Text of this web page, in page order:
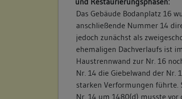
Das Gebäude Bodanplatz 16
anschließende Nummer 14
jedoch zunächst als
ehemaligen Dachverlaufs ist
Haustrennwand zur Nr. 16
Nr. 14 die Giebelwand der Nr.
starken Verformungen
Nr. 14 um 1480(d) musste